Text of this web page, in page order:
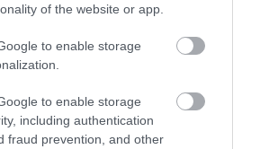
of the website or app.
to enable storage
to enable storage
including authentication
fraud prevention, and other